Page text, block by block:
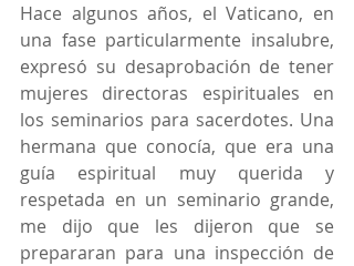
Hace algunos años, el Vaticano, en
una fase particularmente insalubre,
expresó su desaprobación de tener
mujeres directoras espirituales en
los seminarios para sacerdotes. Una
hermana que conocía, que era una
guía espiritual muy querida y
respetada en un seminario grande,
me dijo que les dijeron que se
prepararan para una inspección de